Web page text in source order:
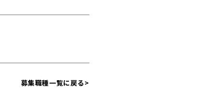
募集職種一覧に戻る>